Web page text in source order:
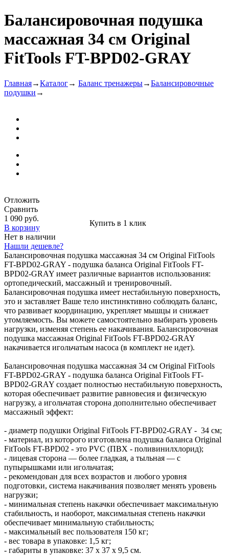
Балансировочная подушка
массажная 34 см Original
FitTools FT-BPD02-GRAY
Главная→Каталог→ Баланс тренажеры→Балансировочные
подушки →
Отложить
Сравнить
1 090 руб.
В корзину
Купить в 1 клик
Нет в наличии
Нашли дешевле?
Балансировочная подушка массажная 34 см Original FitTools
FT-BPD02-GRAY - подушка баланса Original FitTools FT-
BPD02-GRAY имеет различные вариантов использования:
ортопедический, массажный и тренировочный.
Балансировочная подушка имеет нестабильную поверхность,
это и заставляет Ваше тело инстинктивно соблюдать баланс,
что развивает координацию, укрепляет мышцы и снижает
утомляемость. Вы можете самостоятельно выбирать уровень
нагрузки, изменяя степень ее накачивания. Балансировочная
подушка массажная Original FitTools FT-BPD02-GRAY
накачивается игольчатым насоса (в комплект не идет).
Балансировочная подушка массажная 34 см Original FitTools
FT-BPD02-GRAY - подушка баланса Original FitTools FT-
BPD02-GRAY создает полностью нестабильную поверхность,
которая обеспечивает развитие равновесия и физическую
нагрузку, а игольчатая сторона дополнительно обеспечивает
массажный эффект:
- диаметр подушки Original FitTools FT-BPD02-GRAY - 34 см;
- материал, из которого изготовлена подушка баланса Original
FitTools FT-BPD02 - это PVC (ПВХ - поливинилхлорид);
- лицевая сторона — более гладкая, а тыльная — с
пупырышками или игольчатая;
- рекомендован для всех возрастов и любого уровня
подготовки, система накачивания позволяет менять уровень
нагрузки;
- минимальная степень накачки обеспечивает максимальную
стабильность, и наоборот, максимальная степень накачки
обеспечивает минимальную стабильность;
- максимальный вес пользователя 150 кг;
- вес товара в упаковке: 1,5 кг;
- габариты в упаковке: 37 x 37 x 9,5 см.